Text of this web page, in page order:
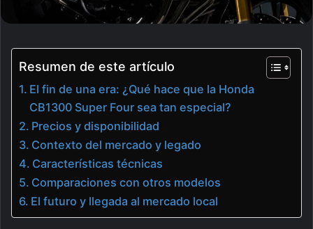
Resumen de este artículo
El fin de una era: ¿Qué hace que la Honda
CB1300 Super Four sea tan especial?
Precios y disponibilidad
Contexto del mercado y legado
Características técnicas
Comparaciones con otros modelos
El futuro y llegada al mercado local